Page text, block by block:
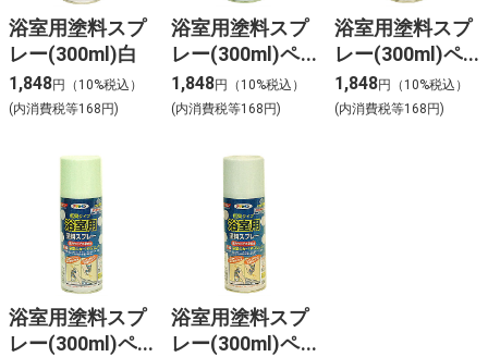
浴室用塗料スプ
レー(300ml)白
1,848円（10%税込）
(内消費税等168円)
浴室用塗料スプ
レー(300ml)ペ
ールクリーム
1,848円（10%税込）
(内消費税等168円)
浴室用塗料スプ
レー(300ml)ペ
ールピンク
1,848円（10%税込）
(内消費税等168円)
浴室用塗料スプ
レー(300ml)ペ
浴室用塗料スプ
レー(300ml)ペ